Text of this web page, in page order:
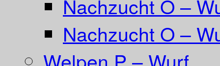
Nachzucht O –
Nachzucht O –